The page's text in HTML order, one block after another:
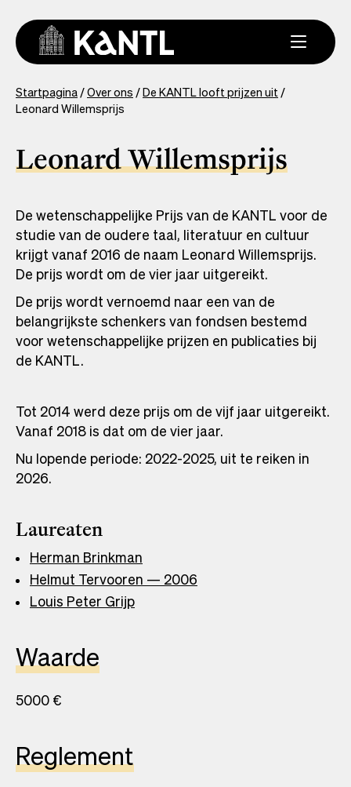
naar
inhoud
gaan
You
are
Startpagina Over ons De KANTL looft prijzen uit
Leonard Willemsprijs
Leonard Willemsprijs
De wetenschappelijke Prijs van de KANTL voor de
studie van de oudere taal, literatuur en cultuur
krijgt vanaf 2016 de naam Leonard Willemsprijs.
De prijs wordt om de vier jaar uitgereikt.
De prijs wordt vernoemd naar een van de
belangrijkste schenkers van fondsen bestemd
voor wetenschappelijke prijzen en publicaties bij
de KANTL.
Tot 2014 werd deze prijs om de vijf jaar uitgereikt.
Vanaf 2018 is dat om de vier jaar.
Nu lopende periode: 2022-2025, uit te reiken in
2026.
Laureaten
Herman Brinkman
Helmut Tervooren — 2006
Louis Peter Grijp
Waarde
5000 €
Reglement